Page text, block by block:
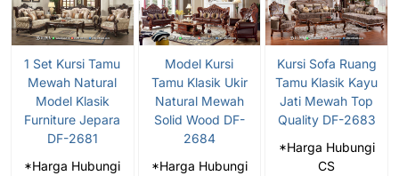
1 Set Kursi Tamu
Mewah Natural
Model Klasik
Furniture Jepara
DF-2681
*Harga Hubungi
Model Kursi
Tamu Klasik Ukir
Natural Mewah
Solid Wood DF-
2684
*Harga Hubungi
Kursi Sofa Ruang
Tamu Klasik Kayu
Jati Mewah Top
Quality DF-2683
*Harga Hubungi
CS